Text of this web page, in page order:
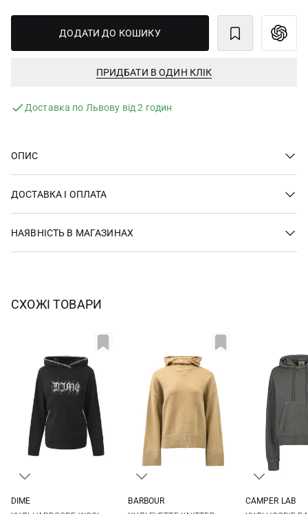
ДОДАТИ ДО КОШИКУ
ПРИДБАТИ В ОДИН КЛІК
Доставка по Львову від 2 годин
ОПИС
ДОСТАВКА І ОПЛАТА
НАЯВНІСТЬ В МАГАЗИНАХ
СХОЖІ ТОВАРИ
DIME
BARBOUR
CAMPER LAB